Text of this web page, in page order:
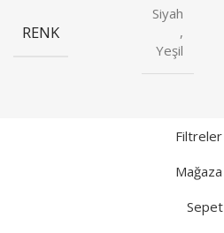
RENK
Siyah
,
Yeşil
Filtreler
Mağaza
Sepet